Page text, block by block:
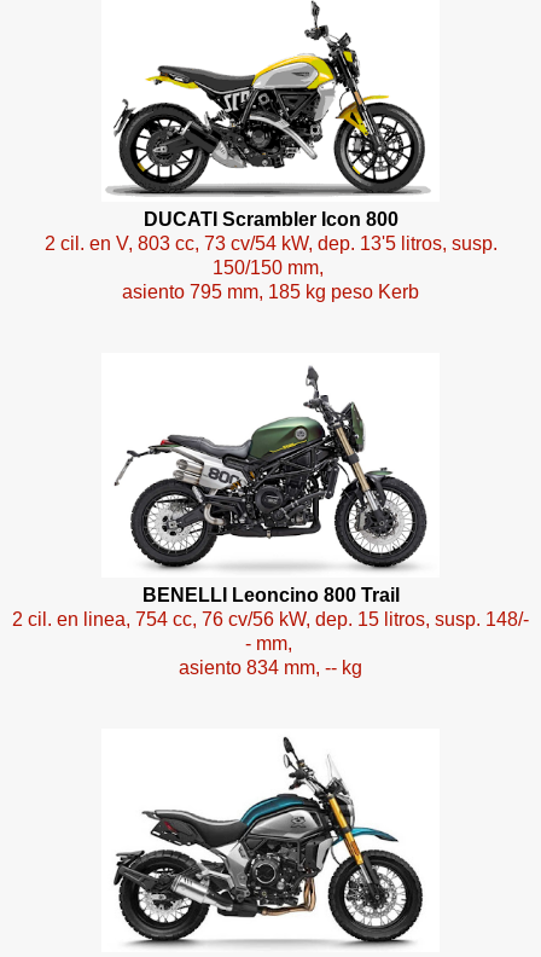
DUCATI Scrambler Icon 800
2 cil. en V, 803 cc, 73 cv/54 kW, dep. 13'5 litros, susp.
150/150 mm,
asiento 795 mm, 185 kg peso Kerb
BENELLI Leoncino 800 Trail
2 cil. en linea, 754 cc, 76 cv/56 kW, dep. 15 litros, susp. 148/-
- mm,
asiento 834 mm, -- kg